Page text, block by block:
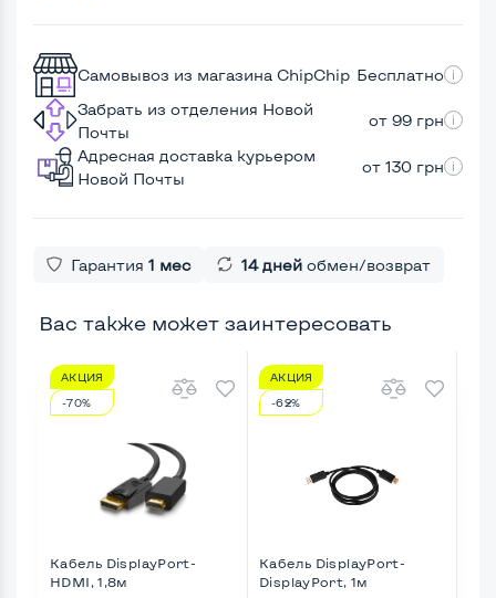
Самовывоз из магазина ChipChip Бесплатно
Забрать из отделения Новой
Почты
от 99 грн
Адресная доставка курьером
Новой Почты
от 130 грн
Гарантия 1 мес 14 дней обмен/возврат
Вас также может заинтересовать
АКЦИЯ
-70%
Кабель DisplayPort-
HDMI, 1,8м
АКЦИЯ
-62%
Кабель DisplayPort-
DisplayPort, 1м